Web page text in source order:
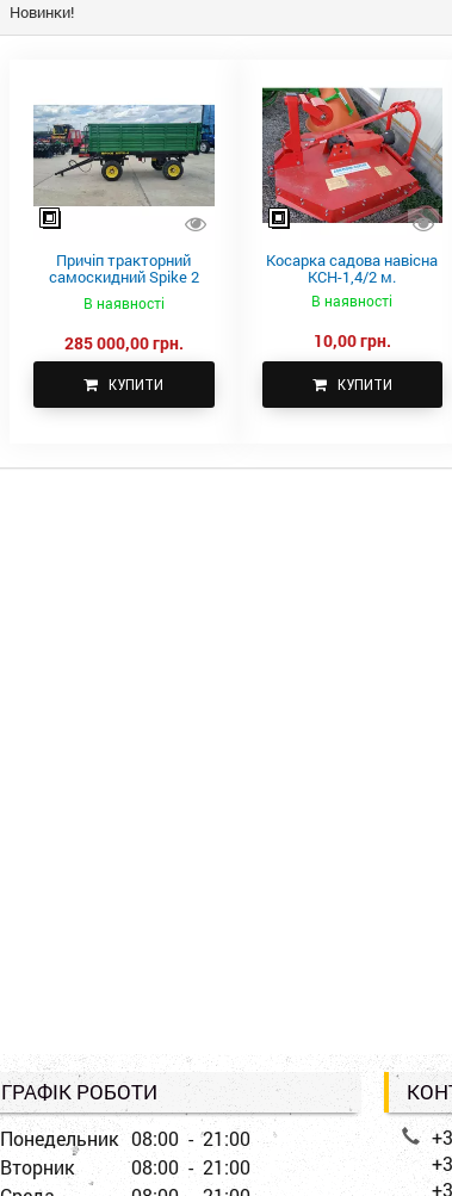
Новинки!
Причіп тракторний
самоскидний Spike 2
В наявності
285 000,00 грн.
КУПИТИ
Косарка садова навісна
КСН-1,4/2 м.
В наявності
10,00 грн.
КУПИТИ
ГРАФІК РОБОТИ
Понедельник 08:00 - 21:00
Вторник
08:00 - 21:00